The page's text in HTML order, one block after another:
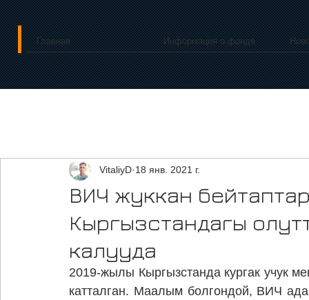
Главная Информация о фонде
ВИЧ жуккан
Кыргызстандагы
калууда
VitaliyD 18 янв. 2021 г.
2019-жылы Кыргызстанда кургак учук
катталган. Маалым болгондой, ВИЧ